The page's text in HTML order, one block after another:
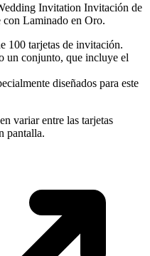
Invitation Invitación de
Laminado en Oro.
100 tarjetas de invitación.
un conjunto, que incluye el
diseñados para este
variar entre las tarjetas
pantalla.